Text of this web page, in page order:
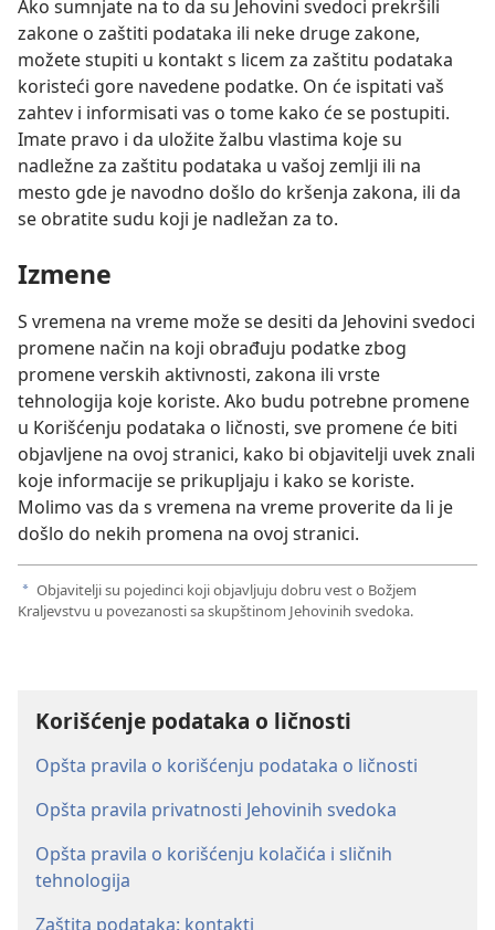
Ako sumnjate na to da su Jehovini svedoci prekršili
zakone o zaštiti podataka ili neke druge zakone,
možete stupiti u kontakt s licem za zaštitu podataka
koristeći gore navedene podatke. On će ispitati vaš
zahtev i informisati vas o tome kako će se postupiti.
Imate pravo i da uložite žalbu vlastima koje su
nadležne za zaštitu podataka u vašoj zemlji ili na
mesto gde je navodno došlo do kršenja zakona, ili da
se obratite sudu koji je nadležan za to.
Izmene
S vremena na vreme može se desiti da Jehovini svedoci
promene način na koji obrađuju podatke zbog
promene verskih aktivnosti, zakona ili vrste
tehnologija koje koriste. Ako budu potrebne promene
u Korišćenju podataka o ličnosti, sve promene će biti
objavljene na ovoj stranici, kako bi objavitelji uvek znali
koje informacije se prikupljaju i kako se koriste.
Molimo vas da s vremena na vreme proverite da li je
došlo do nekih promena na ovoj stranici.
a Objavitelji su pojedinci koji objavljuju dobru vest o Božjem
Kraljevstvu u povezanosti sa skupštinom Jehovinih svedoka.
Korišćenje podataka o ličnosti
Opšta pravila o korišćenju podataka o ličnosti
Opšta pravila privatnosti Jehovinih svedoka
Opšta pravila o korišćenju kolačića i sličnih
tehnologija
Zaštita podataka: kontakti